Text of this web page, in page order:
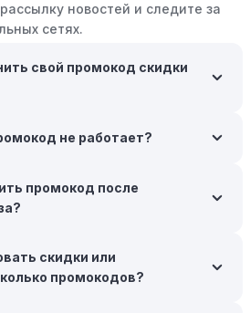
Вы не торопитесь с покупкой,
существует большая
интернет-магазины, включая
распродаж, когда магазины
скидки, чтобы освободить
заранее и покупайте
новостей и следите за
сетях.
свой промокод скидки
не работает?
промокод после
скидки или
промокодов?